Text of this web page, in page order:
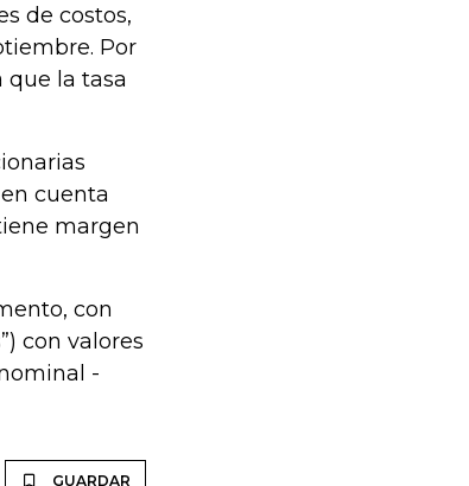
de costos,
Por
que la tasa
cuenta
margen
con
con valores
-
GUARDAR